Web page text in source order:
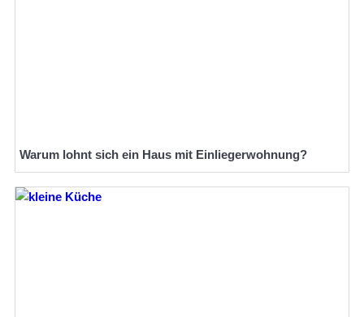
Warum lohnt sich ein Haus mit Einliegerwohnung?